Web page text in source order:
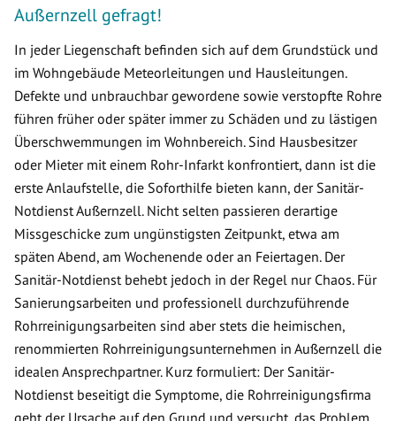
Außernzell gefragt!
In jeder Liegenschaft befinden sich auf dem Grundstück und
im Wohngebäude Meteorleitungen und Hausleitungen.
Defekte und unbrauchbar gewordene sowie verstopfte Rohre
führen früher oder später immer zu Schäden und zu lästigen
Überschwemmungen im Wohnbereich. Sind Hausbesitzer
oder Mieter mit einem Rohr-Infarkt konfrontiert, dann ist die
erste Anlaufstelle, die Soforthilfe bieten kann, der Sanitär-
Notdienst Außernzell. Nicht selten passieren derartige
Missgeschicke zum ungünstigsten Zeitpunkt, etwa am
späten Abend, am Wochenende oder an Feiertagen. Der
Sanitär-Notdienst behebt jedoch in der Regel nur Chaos. Für
Sanierungsarbeiten und professionell durchzuführende
Rohrreinigungsarbeiten sind aber stets die heimischen,
renommierten Rohrreinigungsunternehmen in Außernzell die
idealen Ansprechpartner. Kurz formuliert: Der Sanitär-
Notdienst beseitigt die Symptome, die Rohrreinigungsfirma